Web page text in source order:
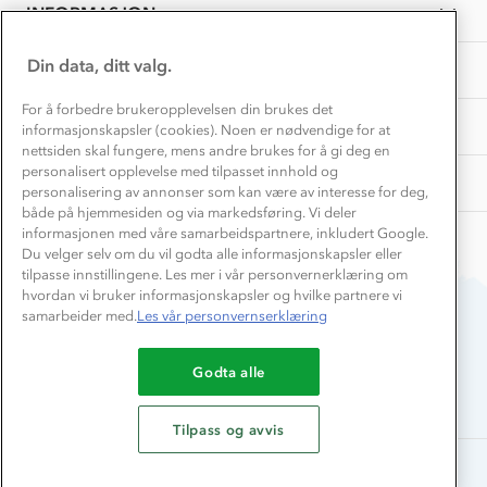
2026
INFORMASJON
OM OSS
Samarbeide med oss?
TIPS OG RÅD
Store størrelser
Turmat oppskrifter
Beredskap
AKTIVITETER
Leirskole 🥾
Barnehageansatt
Tips til hyttetur
Du betaler enkelt med
Din data, ditt valg.
For å forbedre brukeropplevelsen din brukes det
informasjonskapsler (cookies). Noen er nødvendige for at
nettsiden skal fungere, mens andre brukes for å gi deg en
personalisert opplevelse med tilpasset innhold og
personalisering av annonser som kan være av interesse for deg,
både på hjemmesiden og via markedsføring. Vi deler
informasjonen med våre samarbeidspartnere, inkludert Google.
Du velger selv om du vil godta alle informasjonskapsler eller
tilpasse innstillingene. Les mer i vår personvernerklæring om
hvordan vi bruker informasjonskapsler og hvilke partnere vi
samarbeider med.Les vår personvernserklæring
Godta alle
Tilpass og avvis